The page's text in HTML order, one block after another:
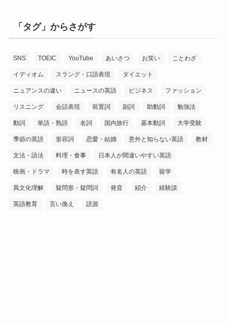
「タグ」からさがす
SNS TOEIC YouTube あいさつ お笑い ことわざ
イディオム スラング・口語表現 ダイエット
ニュアンスの違い ニュースの英語 ビジネス ファッション
リスニング 会話表現 前置詞 副詞 助動詞 勉強法
動詞 単語・熟語 名詞 国内旅行 基本動詞 大学受験
季節の英語 形容詞 恋愛・結婚 意外と知らない英語 教材
文法・語法 料理・食事 日本人が間違いやすい英語
映画・ドラマ 時を表す英語 有名人の英語 留学
異文化理解 疑問形・疑問詞 発音 紹介 経験談
英語教育 言い換え 語源